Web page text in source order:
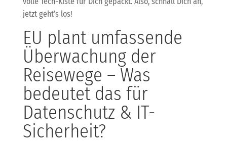
jetzt geht’s los!
EU plant umfassende
Überwachung der
Reisewege – Was
bedeutet das für
Datenschutz & IT-
Sicherheit?